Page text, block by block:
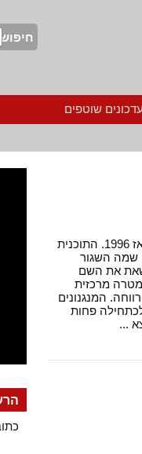
חיפוש
שוטפים
תוכניות "מרווחה לעבודה" נהוגות בעולם המערבי מאז 1996. התוכנית
השגור
את השם
מרכזית
המנגנונים
פחות